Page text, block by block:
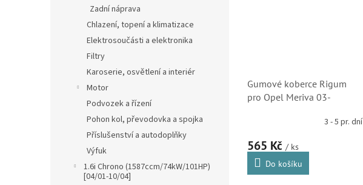
Zadní náprava
Chlazení, topení a klimatizace
Elektrosoučásti a elektronika
Filtry
Karoserie, osvětlení a interiér
Motor
Podvozek a řízení
Pohon kol, převodovka a spojka
Příslušenství a autodoplňky
Výfuk
1.6i Chrono (1587ccm/74kW/101HP)
[04/01-10/04]
Gumové koberce Rigum
pro Opel Meriva 03-
3 - 5 pr. dní
565 Kč / ks
Do košíku